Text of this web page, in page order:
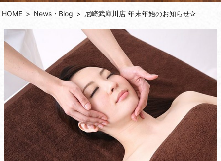
HOME News・Blog 尼崎武庫川店 年末年始のお知らせ✰